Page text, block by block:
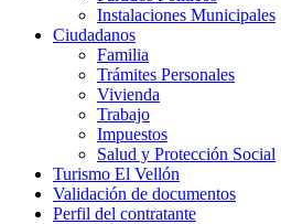
Instalaciones Municipales
Ciudadanos
Familia
Trámites Personales
Vivienda
Trabajo
Impuestos
Salud y Protección Social
Turismo El Vellón
Validación de documentos
Perfil del contratante